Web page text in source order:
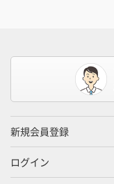
新規会員登録
ログイン